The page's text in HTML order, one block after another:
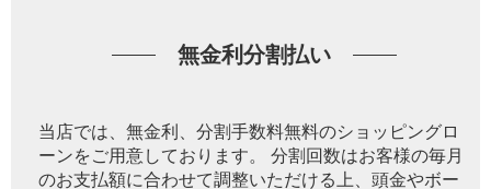
無金利分割払い
当店では、無金利、分割手数料無料のショッピングロ
ーンをご用意しております。 分割回数はお客様の毎月
のお支払額に合わせて調整いただける上、頭金やボー